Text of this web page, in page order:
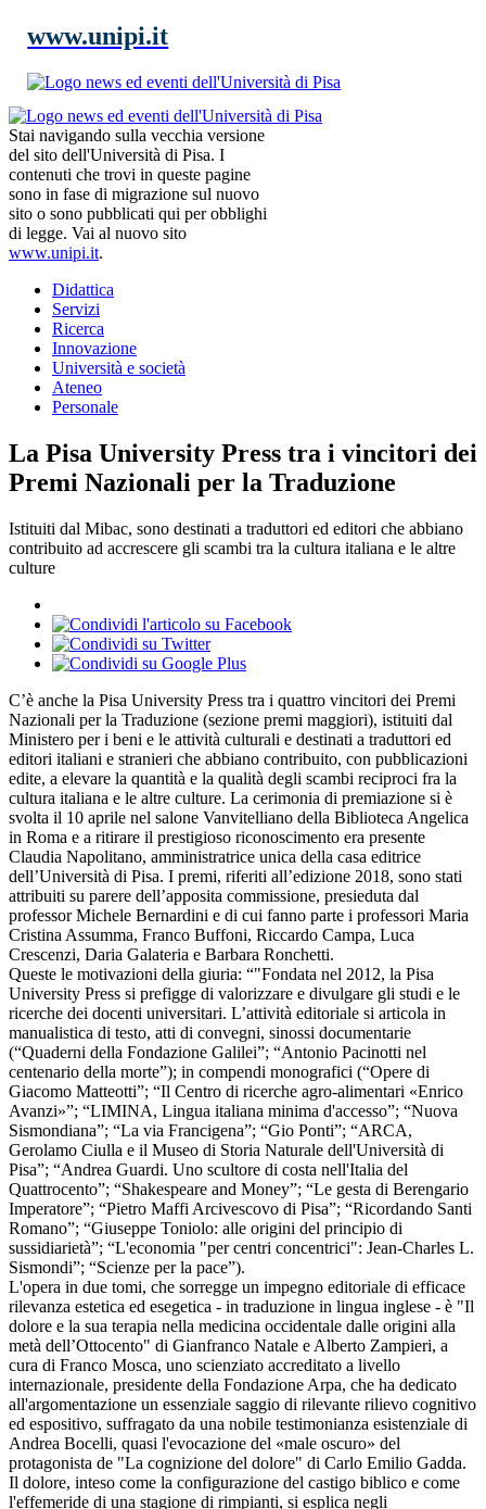
www.unipi.it
Stai navigando sulla vecchia versione
del sito dell'Università di Pisa. I
contenuti che trovi in queste pagine
sono in fase di migrazione sul nuovo
sito o sono pubblicati qui per obblighi
di legge. Vai al nuovo sito
www.unipi.it.
Didattica
Servizi
Ricerca
Innovazione
Università e società
Ateneo
Personale
La Pisa University Press tra i vincitori dei
Premi Nazionali per la Traduzione
Istituiti dal Mibac, sono destinati a traduttori ed editori che abbiano
contribuito ad accrescere gli scambi tra la cultura italiana e le altre
culture
C’è anche la Pisa University Press tra i quattro vincitori dei Premi
Nazionali per la Traduzione (sezione premi maggiori), istituiti dal
Ministero per i beni e le attività culturali e destinati a traduttori ed
editori italiani e stranieri che abbiano contribuito, con pubblicazioni
edite, a elevare la quantità e la qualità degli scambi reciproci fra la
cultura italiana e le altre culture. La cerimonia di premiazione si è
svolta il 10 aprile nel salone Vanvitelliano della Biblioteca Angelica
in Roma e a ritirare il prestigioso riconoscimento era presente
Claudia Napolitano, amministratrice unica della casa editrice
dell’Università di Pisa. I premi, riferiti all’edizione 2018, sono stati
attribuiti su parere dell’apposita commissione, presieduta dal
professor Michele Bernardini e di cui fanno parte i professori Maria
Cristina Assumma, Franco Buffoni, Riccardo Campa, Luca
Crescenzi, Daria Galateria e Barbara Ronchetti.
Queste le motivazioni della giuria: “"Fondata nel 2012, la Pisa
University Press si prefigge di valorizzare e divulgare gli studi e le
ricerche dei docenti universitari. L’attività editoriale si articola in
manualistica di testo, atti di convegni, sinossi documentarie
(“Quaderni della Fondazione Galilei”; “Antonio Pacinotti nel
centenario della morte”); in compendi monografici (“Opere di
Giacomo Matteotti”; “Il Centro di ricerche agro-alimentari «Enrico
Avanzi»”; “LIMINA, Lingua italiana minima d'accesso”; “Nuova
Sismondiana”; “La via Francigena”; “Gio Ponti”; “ARCA,
Gerolamo Ciulla e il Museo di Storia Naturale dell'Università di
Pisa”; “Andrea Guardi. Uno scultore di costa nell'Italia del
Quattrocento”; “Shakespeare and Money”; “Le gesta di Berengario
Imperatore”; “Pietro Maffi Arcivescovo di Pisa”; “Ricordando Santi
Romano”; “Giuseppe Toniolo: alle origini del principio di
sussidiarietà”; “L'economia "per centri concentrici": Jean-Charles L.
Sismondi”; “Scienze per la pace”).
L'opera in due tomi, che sorregge un impegno editoriale di efficace
rilevanza estetica ed esegetica - in traduzione in lingua inglese - è "Il
dolore e la sua terapia nella medicina occidentale dalle origini alla
metà dell’Ottocento" di Gianfranco Natale e Alberto Zampieri, a
cura di Franco Mosca, uno scienziato accreditato a livello
internazionale, presidente della Fondazione Arpa, che ha dedicato
all'argomentazione un essenziale saggio di rilevante rilievo cognitivo
ed espositivo, suffragato da una nobile testimonianza esistenziale di
Andrea Bocelli, quasi l'evocazione del «male oscuro» del
protagonista de "La cognizione del dolore" di Carlo Emilio Gadda.
Il dolore, inteso come la configurazione del castigo biblico e come
l'effemeride di una stagione di rimpianti, si esplica negli